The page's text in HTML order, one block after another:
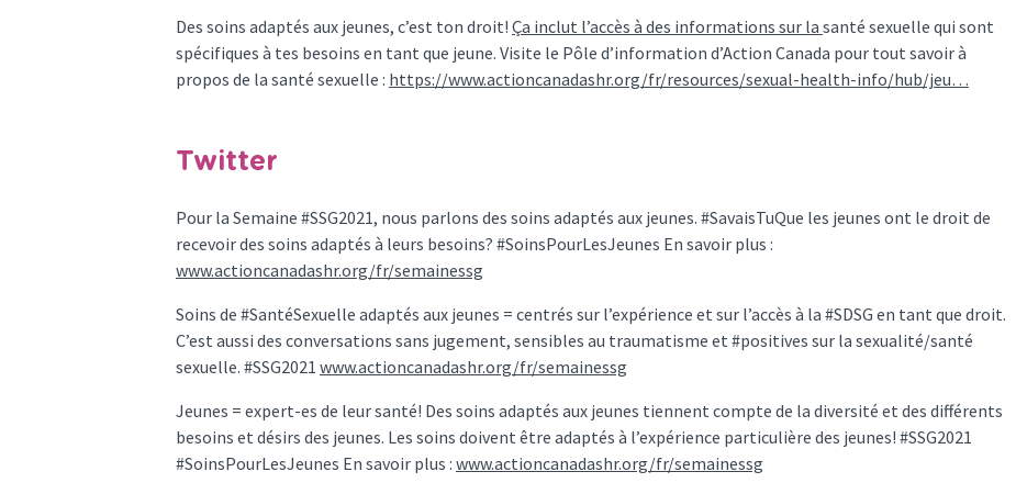
Des soins adaptés aux jeunes, c’est ton droit! Ça inclut l’accès à des informations sur la santé sexuelle qui sont
spécifiques à tes besoins en tant que jeune. Visite le Pôle d’information d’Action Canada pour tout savoir à
propos de la santé sexuelle : https://www.actioncanadashr.org/fr/resources/sexual-health-info/hub/jeu…
Twitter
Pour la Semaine #SSG2021, nous parlons des soins adaptés aux jeunes. #SavaisTuQue les jeunes ont le droit de
recevoir des soins adaptés à leurs besoins? #SoinsPourLesJeunes En savoir plus :
www.actioncanadashr.org/fr/semainessg
Soins de #SantéSexuelle adaptés aux jeunes = centrés sur l’expérience et sur l’accès à la #SDSG en tant que droit.
C’est aussi des conversations sans jugement, sensibles au traumatisme et #positives sur la sexualité/santé
sexuelle. #SSG2021 www.actioncanadashr.org/fr/semainessg
Jeunes = expert-es de leur santé! Des soins adaptés aux jeunes tiennent compte de la diversité et des différents
besoins et désirs des jeunes. Les soins doivent être adaptés à l’expérience particulière des jeunes! #SSG2021
#SoinsPourLesJeunes En savoir plus : www.actioncanadashr.org/fr/semainessg